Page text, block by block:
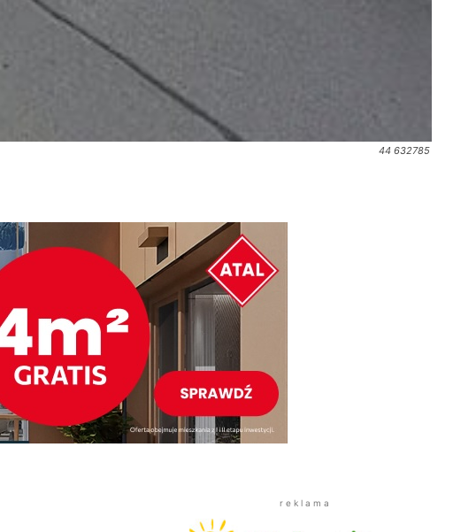
44 632785
r e k l a m a